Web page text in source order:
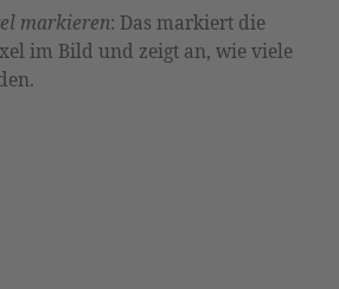
markieren: Das markiert die
im Bild und zeigt an, wie viele